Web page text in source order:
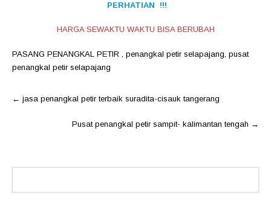
PERHATIAN !!!
HARGA SEWAKTU WAKTU BISA BERUBAH
PASANG PENANGKAL PETIR , penangkal petir selapajang, pusat
penangkal petir selapajang
Post
← jasa penangkal petir terbaik suradita-cisauk tangerang
Pusat penangkal petir sampit- kalimantan tengah →